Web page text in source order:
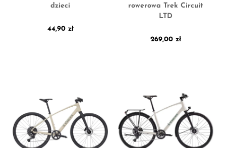
dzieci
44,90 zł
rowerowa Trek Circuit
LTD
269,00 zł